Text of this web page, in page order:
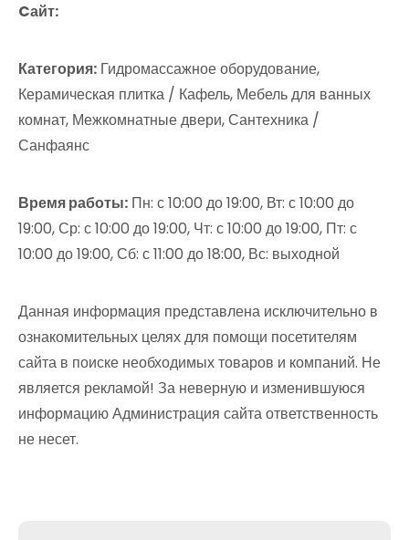
Cайт:
Категория: Гидромассажное оборудование,
Керамическая плитка / Кафель, Мебель для ванных
комнат, Межкомнатные двери, Сантехника /
Санфаянс
Время работы: Пн: с 10:00 до 19:00, Вт: с 10:00 до
19:00, Ср: с 10:00 до 19:00, Чт: с 10:00 до 19:00, Пт: с
10:00 до 19:00, Сб: с 11:00 до 18:00, Вс: выходной
Данная информация представлена исключительно в
ознакомительных целях для помощи посетителям
сайта в поиске необходимых товаров и компаний. Не
является рекламой! За неверную и изменившуюся
информацию Администрация сайта ответственность
не несет.